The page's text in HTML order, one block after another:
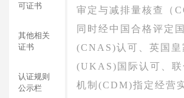
可证书
其他相关
证书
认证规则
公示栏
审定与减排量核查（
同时经中国合格评定
(CNAS)认可、英国皇
(UKAS)国际认可、联
机制(CDM)指定经营